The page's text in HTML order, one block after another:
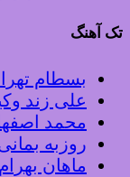
تک آهنگ
بسطام
علی زند
محمد
روزبه
ماهان